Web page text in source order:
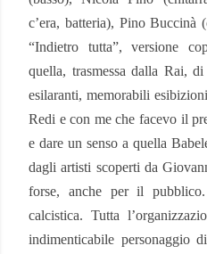
c’era, batteria), Pino Buccinà
“Indietro tutta”, versione
quella, trasmessa dalla Rai,
esilaranti, memorabili
Redi e con me che facevo il
e dare un senso a quella
dagli artisti scoperti da
forse, anche per il
calcistica. Tutta
indimenticabile personaggio